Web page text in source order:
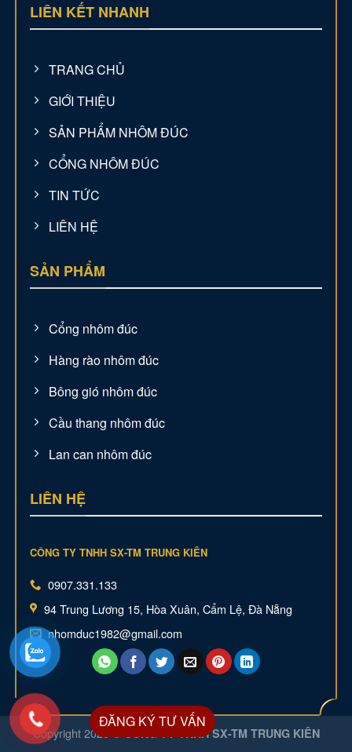
LIÊN KẾT NHANH
TRANG CHỦ
GIỚI THIỆU
SẢN PHẨM NHÔM ĐÚC
CỔNG NHÔM ĐÚC
TIN TỨC
LIÊN HỆ
SẢN PHẨM
Cổng nhôm đúc
Hàng rào nhôm đúc
Bông gió nhôm đúc
Cầu thang nhôm đúc
Lan can nhôm đúc
LIÊN HỆ
CÔNG TY TNHH SX-TM TRUNG KIÊN
0907.331.133
94 Trung Lương 15, Hòa Xuân, Cẩm Lệ, Đà Nẵng
nhomduc1982@gmail.com
Copyright 2026 © CÔNG TY TNHH SX-TM TRUNG KIÊN
ĐĂNG KÝ TƯ VẤN